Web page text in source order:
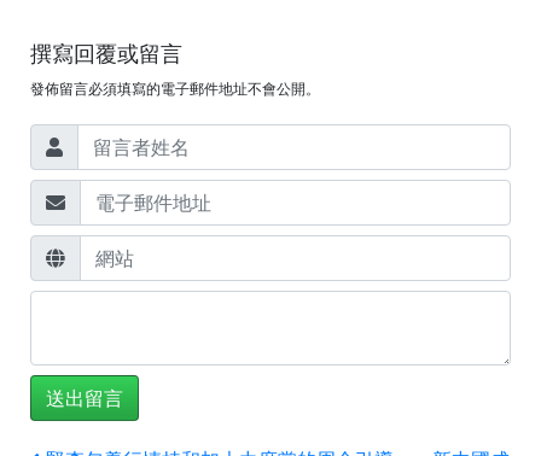
撰寫回覆或留言
發佈留言必須填寫的電子郵件地址不會公開。